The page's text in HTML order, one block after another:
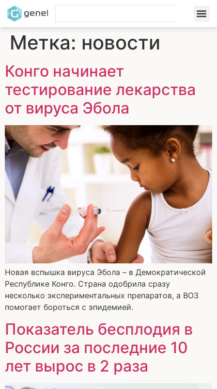
Метка: новости
Конго начинает
тестирование лекарства
от вируса Эбола
Новая вспышка вируса Эбола – в Демократической
Республике Конго. Страна одобрила сразу
несколько экспериментальных препаратов, а ВОЗ
помогает бороться с эпидемией.
Показатель бесплодия в
России за последние 10
лет вырос в 2 раза